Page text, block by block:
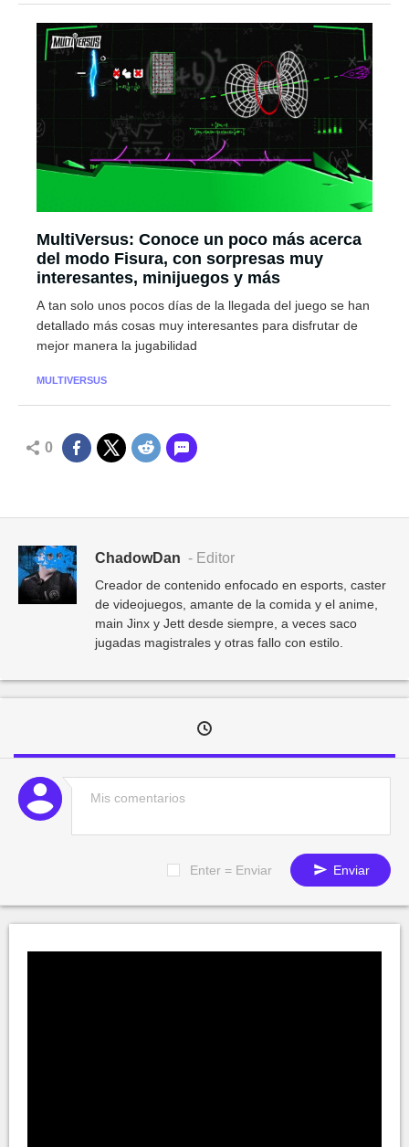
MultiVersus: Conoce un poco más acerca
del modo Fisura, con sorpresas muy
interesantes, minijuegos y más
A tan solo unos pocos días de la llegada del juego se han
detallado más cosas muy interesantes para disfrutar de
mejor manera la jugabilidad
MULTIVERSUS
0
ChadowDan - Editor
Creador de contenido enfocado en esports, caster
de videojuegos, amante de la comida y el anime,
main Jinx y Jett desde siempre, a veces saco
jugadas magistrales y otras fallo con estilo.
Enter = Enviar Enviar